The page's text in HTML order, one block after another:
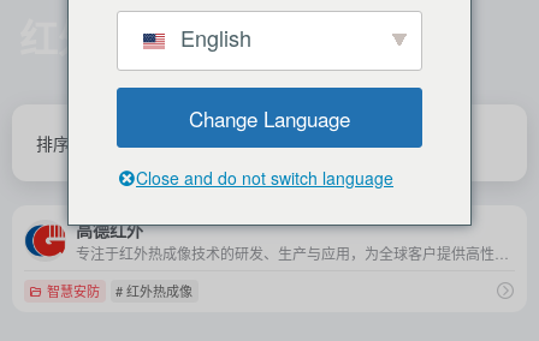
红外热成像
排序 发布 更新 浏览 点赞
高德红外
智慧安防 # 红外热成像
English
Change Language
Close and do not switch language